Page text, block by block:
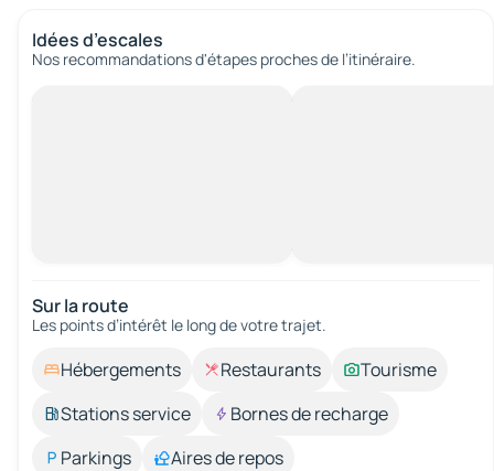
Idées d’escales
Nos recommandations d'étapes proches de l’itinéraire.
Sur la route
Les points d’intérêt le long de votre trajet.
Hébergements Restaurants
Tourisme
Stations service
Bornes de recharge
Parkings
Aires de repos